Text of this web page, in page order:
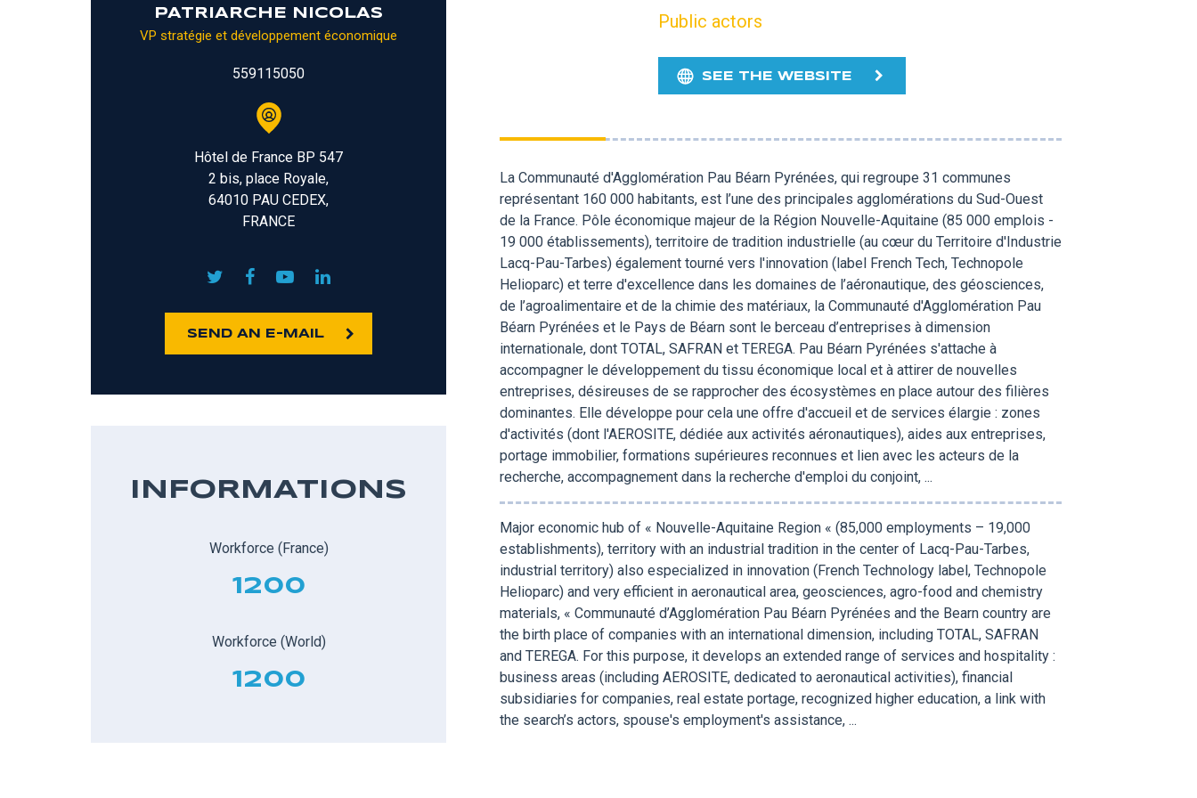
PATRIARCHE NICOLAS
VP stratégie et développement économique
559115050
Hôtel de France BP 547
2 bis, place Royale,
64010 PAU CEDEX,
FRANCE
SEND AN E-MAIL
INFORMATIONS
Workforce (France)
1200
Workforce (World)
1200
Public actors
SEE THE WEBSITE
La Communauté d'Agglomération Pau Béarn Pyrénées, qui regroupe 31 communes
représentant 160 000 habitants, est l’une des principales agglomérations du Sud-Ouest
de la France. Pôle économique majeur de la Région Nouvelle-Aquitaine (85 000 emplois -
19 000 établissements), territoire de tradition industrielle (au cœur du Territoire d'Industrie
Lacq-Pau-Tarbes) également tourné vers l'innovation (label French Tech, Technopole
Helioparc) et terre d'excellence dans les domaines de l’aéronautique, des géosciences,
de l’agroalimentaire et de la chimie des matériaux, la Communauté d'Agglomération Pau
Béarn Pyrénées et le Pays de Béarn sont le berceau d’entreprises à dimension
internationale, dont TOTAL, SAFRAN et TEREGA. Pau Béarn Pyrénées s'attache à
accompagner le développement du tissu économique local et à attirer de nouvelles
entreprises, désireuses de se rapprocher des écosystèmes en place autour des filières
dominantes. Elle développe pour cela une offre d'accueil et de services élargie : zones
d'activités (dont l'AEROSITE, dédiée aux activités aéronautiques), aides aux entreprises,
portage immobilier, formations supérieures reconnues et lien avec les acteurs de la
recherche, accompagnement dans la recherche d'emploi du conjoint, ...
Major economic hub of « Nouvelle-Aquitaine Region « (85,000 employments – 19,000
establishments), territory with an industrial tradition in the center of Lacq-Pau-Tarbes,
industrial territory) also especialized in innovation (French Technology label, Technopole
Helioparc) and very efficient in aeronautical area, geosciences, agro-food and chemistry
materials, « Communauté d’Agglomération Pau Béarn Pyrénées and the Bearn country are
the birth place of companies with an international dimension, including TOTAL, SAFRAN
and TEREGA. For this purpose, it develops an extended range of services and hospitality :
business areas (including AEROSITE, dedicated to aeronautical activities), financial
subsidiaries for companies, real estate portage, recognized higher education, a link with
the search’s actors, spouse's employment's assistance, ...